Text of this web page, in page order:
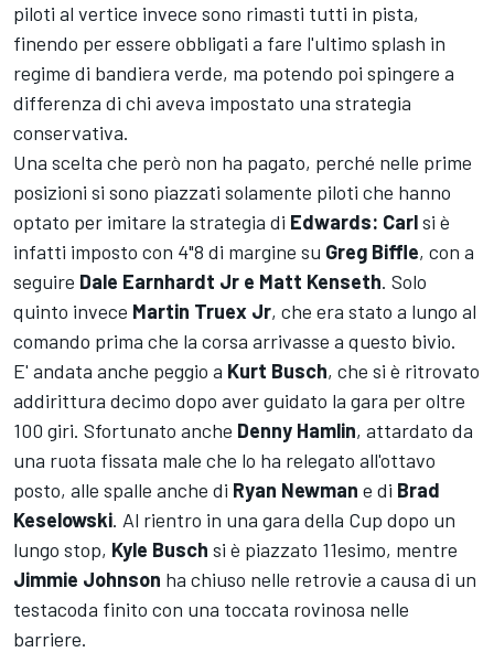
piloti al vertice invece sono rimasti tutti in pista,
finendo per essere obbligati a fare l'ultimo splash in
regime di bandiera verde, ma potendo poi spingere a
differenza di chi aveva impostato una strategia
conservativa.
Una scelta che però non ha pagato, perché nelle prime
posizioni si sono piazzati solamente piloti che hanno
optato per imitare la strategia di Edwards: Carlsi è
infatti imposto con 4"8 di margine su Greg Biffle, con a
seguire Dale Earnhardt Jr e Matt Kenseth. Solo
quinto invece Martin Truex Jr, che era stato a lungo al
comando prima che la corsa arrivasse a questo bivio.
E' andata anche peggio a Kurt Busch, che si è ritrovato
addirittura decimo dopo aver guidato la gara per oltre
100 giri. Sfortunato anche Denny Hamlin, attardato da
una ruota fissata male che lo ha relegato all'ottavo
posto, alle spalle anche di Ryan Newman e di Brad
Keselowski. Al rientro in una gara della Cup dopo un
lungo stop, Kyle Busch si è piazzato 11esimo, mentre
Jimmie Johnson ha chiuso nelle retrovie a causa di un
testacoda finito con una toccata rovinosa nelle
barriere.